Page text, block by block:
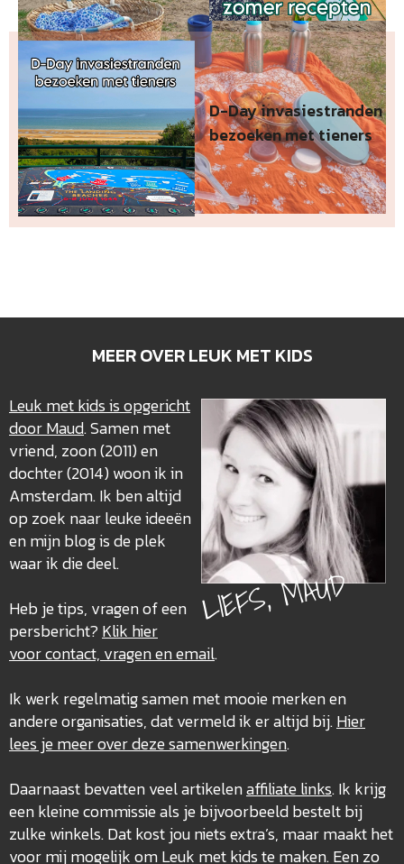
D-Day invasiestranden
bezoeken met tieners
MEER OVER LEUK MET KIDS
LIEFS, MAUD
Leuk met kids is opgericht
door Maud. Samen met
vriend, zoon (2011) en
dochter (2014) woon ik in
Amsterdam. Ik ben altijd
op zoek naar leuke ideeën
en mijn blog is de plek
waar ik die deel.
Heb je tips, vragen of een
persbericht?Klik hier
voor contact, vragen en email.
Ik werk regelmatig samen met mooie merken en
andere organisaties, dat vermeld ik er altijd bij.Hier
lees je meer over dezesamenwerkingen.
Daarnaast bevatten veel artikelenaffiliate links. Ik krijg
een kleine commissie als je bijvoorbeeld bestelt bij
zulke winkels. Dat kost jou niets extra’s, maar maakt het
voor mij mogelijk om Leuk met kids te maken. Een zo